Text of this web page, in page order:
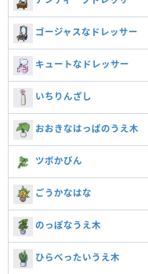
ゴージャスなドレッサー
キュートなドレッサー
いちりんざし
おおきなはっぱのうえ木
ツボかびん
ごうかなはな
のっぽなうえ木
ひらべったいうえ木